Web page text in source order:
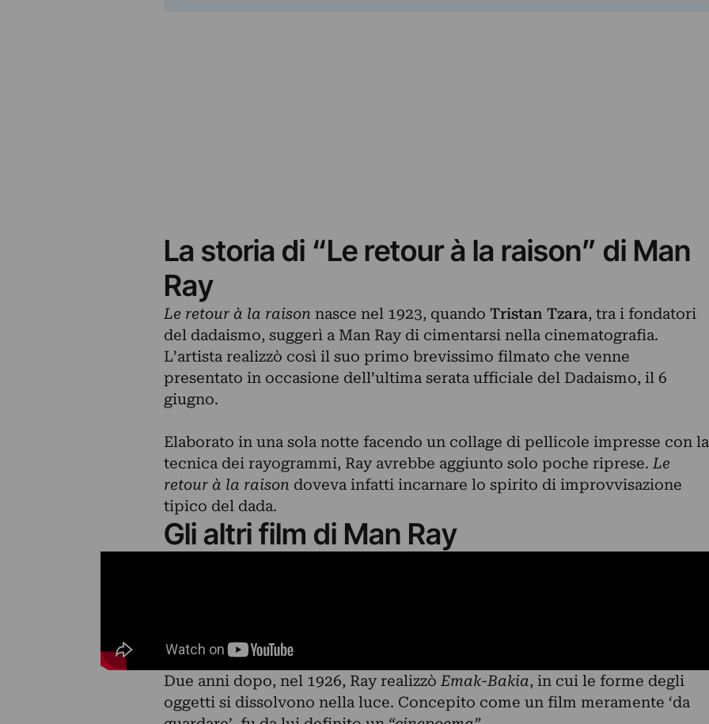
La storia di “Le retour à la raison” di Man
Ray
Le retour à la raison nasce nel 1923, quando Tristan Tzara, tra i fondatori
del dadaismo, suggerì a Man Ray di cimentarsi nella cinematografia.
L’artista realizzò così il suo primo brevissimo filmato che venne
presentato in occasione dell’ultima serata ufficiale del Dadaismo, il 6
giugno.
Elaborato in una sola notte facendo un collage di pellicole impresse con la
tecnica dei rayogrammi, Ray avrebbe aggiunto solo poche riprese. Le
retour à la raison doveva infatti incarnare lo spirito di improvvisazione
tipico del dada.
Gli altri film di Man Ray
Due anni dopo, nel 1926, Ray realizzò Emak-Bakia, in cui le forme degli
oggetti si dissolvono nella luce. Concepito come un film meramente ‘da